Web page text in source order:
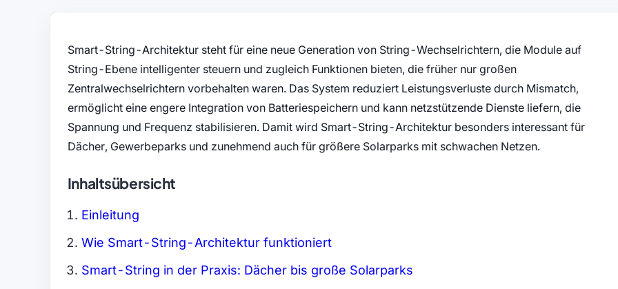
Smart-String-Architektur steht für eine neue Generation von String-Wechselrichtern, die Module auf
String-Ebene intelligenter steuern und zugleich Funktionen bieten, die früher nur großen
Zentralwechselrichtern vorbehalten waren. Das System reduziert Leistungsverluste durch Mismatch,
ermöglicht eine engere Integration von Batteriespeichern und kann netzstützende Dienste liefern, die
Spannung und Frequenz stabilisieren. Damit wird Smart-String-Architektur besonders interessant für
Dächer, Gewerbeparks und zunehmend auch für größere Solarparks mit schwachen Netzen.
Inhaltsübersicht
Einleitung
Wie Smart-String-Architektur funktioniert
Smart-String in der Praxis: Dächer bis große Solarparks